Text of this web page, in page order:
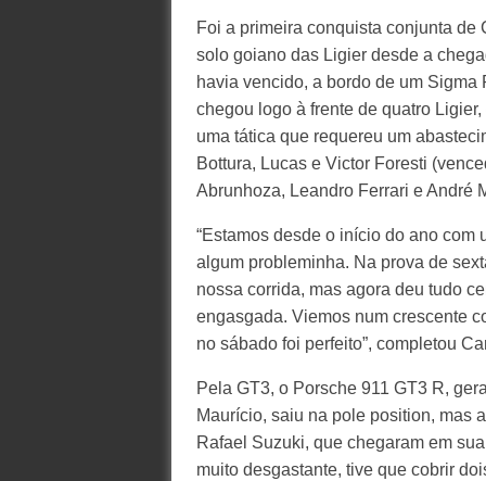
Foi a primeira conquista conjunta
solo goiano das Ligier desde a
havia vencido, a bordo de um
chegou logo à frente de quatro
uma tática que requereu um
Bottura, Lucas e Victor Foresti
Abrunhoza, Leandro Ferrari e André
“Estamos desde o início do ano com
algum probleminha. Na prova de
nossa corrida, mas agora deu tudo
engasgada. Viemos num crescente
no sábado foi perfeito”, completou
Pela GT3, o Porsche 911 GT3 R,
Maurício, saiu na pole position, mas
Rafael Suzuki, que chegaram em
muito desgastante, tive que cobrir